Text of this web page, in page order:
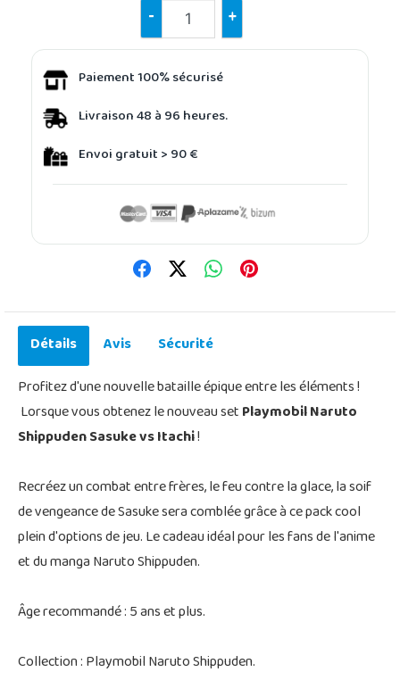
- +
Paiement 100% sécurisé
Livraison 48 à 96 heures.
Envoi gratuit > 90 €
Détails Avis
Sécurité
Profitez d'une nouvelle bataille épique entre les éléments !
Lorsque vous obtenez le nouveau setPlaymobil Naruto
Shippuden Sasuke vs Itachi!
Recréez un combat entre frères, le feu contre la glace, la soif
de vengeance de Sasuke sera comblée grâce à ce pack cool
plein d'options de jeu. Le cadeau idéal pour les fans de l'anime
et du manga Naruto Shippuden.
Âge recommandé : 5 ans et plus.
Collection : Playmobil Naruto Shippuden.